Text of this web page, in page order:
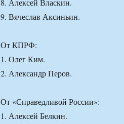
8. Алексей Власкин.
9. Вячеслав Аксиньин.
От КПРФ:
1. Олег Ким.
2. Александр Перов.
От «Справедливой России»:
1. Алексей Белкин.